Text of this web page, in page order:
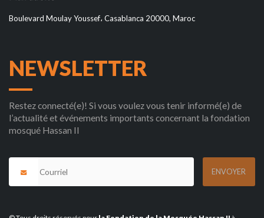
Boulevard Moulay Youssef، Casablanca 20000, Maroc
NEWSLETTER
Restez connecté(e)! Si vous voulez vous tenir informé(e) de
l’actualité et événements importants concernant la fondation
mosqué Hassan II